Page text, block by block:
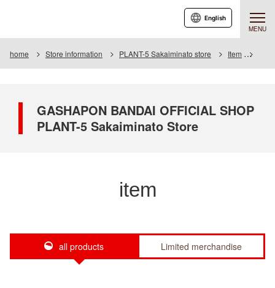
MENU
English
home Store information PLANT-5 Sakaiminato store Item
GASHAPON BANDAI OFFICIAL SHOP
PLANT-5 Sakaiminato Store
item
all products Limited merchandise